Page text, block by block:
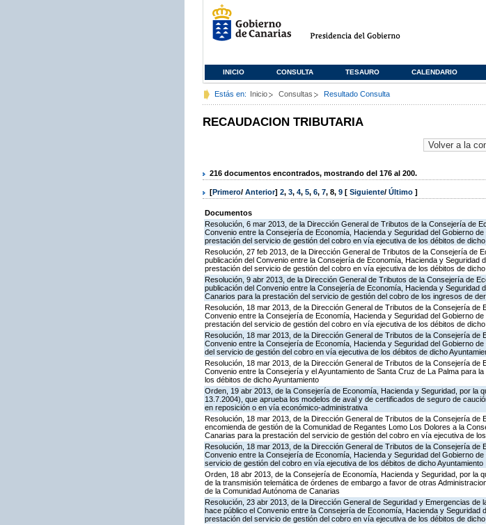
INICIO CONSULTA TESAURO CALENDARIO
Estás en: Inicio Consultas Resultado Consulta
RECAUDACION TRIBUTARIA
216 documentos encontrados, mostrando del 176 al 200.
[Primero/ Anterior] 2, 3, 4, 5, 6, 7, 8, 9 [ Siguiente/ Último ]
Documentos
Resolución, 6 mar 2013, de la Dirección General de Tributos de la Consejería de
Convenio entre la Consejería de Economía, Hacienda y Seguridad del Gobierno
prestación del servicio de gestión del cobro en vía ejecutiva de los débitos de
Resolución, 27 feb 2013, de la Dirección General de Tributos de la Consejería de
publicación del Convenio entre la Consejería de Economía, Hacienda y Seguridad
prestación del servicio de gestión del cobro en vía ejecutiva de los débitos de
Resolución, 9 abr 2013, de la Dirección General de Tributos de la Consejería de
publicación del Convenio entre la Consejería de Economía, Hacienda y Seguridad
Canarios para la prestación del servicio de gestión del cobro de los ingresos de
Resolución, 18 mar 2013, de la Dirección General de Tributos de la Consejería
Convenio entre la Consejería de Economía, Hacienda y Seguridad del Gobierno
prestación del servicio de gestión del cobro en vía ejecutiva de los débitos de
Resolución, 18 mar 2013, de la Dirección General de Tributos de la Consejería
Convenio entre la Consejería de Economía, Hacienda y Seguridad del Gobierno
del servicio de gestión del cobro en vía ejecutiva de los débitos de dicho
Resolución, 18 mar 2013, de la Dirección General de Tributos de la Consejería
Convenio entre la Consejería y el Ayuntamiento de Santa Cruz de La Palma para
los débitos de dicho Ayuntamiento
Orden, 19 abr 2013, de la Consejería de Economía, Hacienda y Seguridad, por la
13.7.2004), que aprueba los modelos de aval y de certificados de seguro de
en reposición o en vía económico-administrativa
Resolución, 18 mar 2013, de la Dirección General de Tributos de la Consejería
encomienda de gestión de la Comunidad de Regantes Lomo Los Dolores a la
Canarias para la prestación del servicio de gestión del cobro en vía ejecutiva de
Resolución, 18 mar 2013, de la Dirección General de Tributos de la Consejería
Convenio entre la Consejería de Economía, Hacienda y Seguridad del Gobierno
servicio de gestión del cobro en vía ejecutiva de los débitos de dicho Ayuntamiento
Orden, 18 abr 2013, de la Consejería de Economía, Hacienda y Seguridad, por la
de la transmisión telemática de órdenes de embargo a favor de otras
de la Comunidad Autónoma de Canarias
Resolución, 23 abr 2013, de la Dirección General de Seguridad y Emergencias
hace público el Convenio entre la Consejería de Economía, Hacienda y Seguridad
prestación del servicio de gestión del cobro en vía ejecutiva de los débitos de